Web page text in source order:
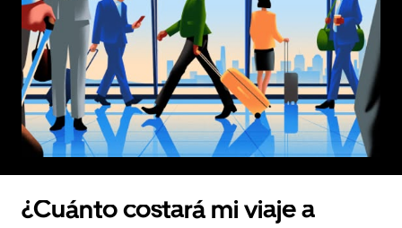
¿Cuánto costará mi viaje a